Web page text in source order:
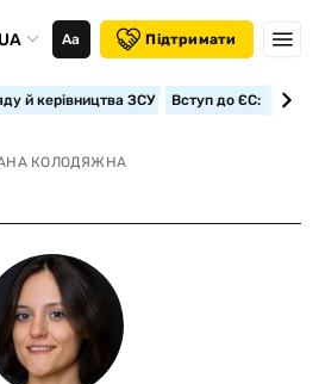
UA Аа Підтримати
й керівництва ЗСУ Вступ до ЄС:
КОЛОДЯЖНА